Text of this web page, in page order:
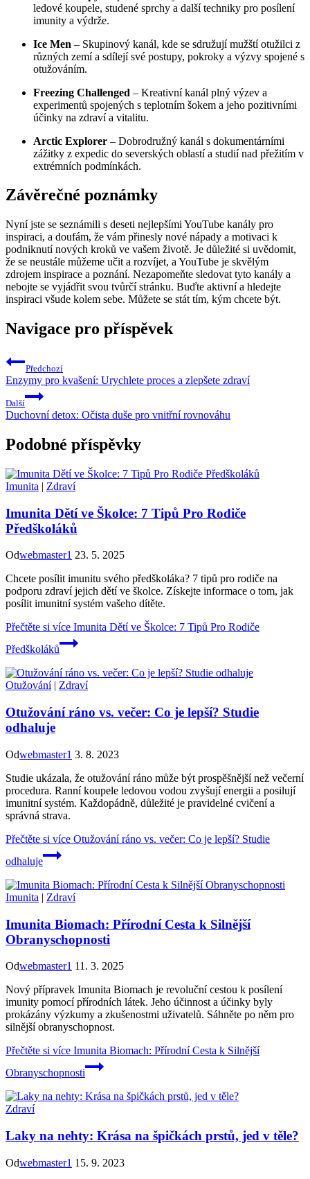
ledové koupele, studené sprchy a další techniky pro posílení
imunity a výdrže.
Ice Men – Skupinový kanál, kde se sdružují mužští otužilci z
různých zemí a sdílejí své postupy, pokroky a výzvy spojené s
otužováním.
Freezing Challenged – Kreativní kanál plný výzev a
experimentů spojených s teplotním šokem a jeho pozitivními
účinky na zdraví a vitalitu.
Arctic Explorer – Dobrodružný kanál s dokumentárními
zážitky z expedic do severských oblastí a studií nad přežitím v
extrémních podmínkách.
Závěrečné poznámky
Nyní jste se seznámili s deseti nejlepšími YouTube kanály pro
inspiraci, a doufám, že vám přinesly nové nápady a motivaci k
podniknutí nových kroků ve vašem životě. Je důležité si uvědomit,
že se neustále můžeme učit a rozvíjet, a YouTube je skvělým
zdrojem inspirace a poznání. Nezapomeňte sledovat tyto kanály a
nebojte se vyjádřit svou tvůrčí stránku. Buďte aktivní a hledejte
inspiraci všude kolem sebe. Můžete se stát tím, kým chcete být.
Navigace pro příspěvek
Předchozí
Enzymy pro kvašení: Urychlete proces a zlepšete zdraví
Další
Duchovní detox: Očista duše pro vnitřní rovnováhu
Podobné příspěvky
Imunita | Zdraví
Imunita Dětí ve Školce: 7 Tipů Pro Rodiče
Předškoláků
Odwebmaster1 23. 5. 2025
Chcete posílit imunitu svého předškoláka? 7 tipů pro rodiče na
podporu zdraví jejich dětí ve školce. Získejte informace o tom, jak
posílit imunitní systém vašeho dítěte.
Přečtěte si více Imunita Dětí ve Školce: 7 Tipů Pro Rodiče
Předškoláků
Otužování| Zdraví
Otužování ráno vs. večer: Co je lepší? Studie
odhaluje
Odwebmaster1 3. 8. 2023
Studie ukázala, že otužování ráno může být prospěšnější než večerní
procedura. Ranní koupele ledovou vodou zvyšují energii a posilují
imunitní systém. Každopádně, důležité je pravidelné cvičení a
správná strava.
Přečtěte si více Otužování ráno vs. večer: Co je lepší? Studie
odhaluje
Imunita | Zdraví
Imunita Biomach: Přírodní Cesta k Silnější
Obranyschopnosti
Odwebmaster1 11. 3. 2025
Nový přípravek Imunita Biomach je revoluční cestou k posílení
imunity pomocí přírodních látek. Jeho účinnost a účinky byly
prokázány výzkumy a zkušenostmi uživatelů. Sáhněte po něm pro
silnější obranyschopnost.
Přečtěte si více Imunita Biomach: Přírodní Cesta k Silnější
Obranyschopnosti
Zdraví
Laky na nehty: Krása na špičkách prstů, jed v těle?
Odwebmaster1 15. 9. 2023